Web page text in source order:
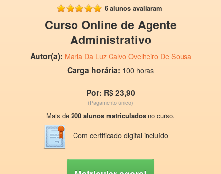
6 alunos avaliaram
Curso Online de Agente
Administrativo
Autor(a): Maria Da Luz Calvo Ovelheiro De Sousa
Carga horária: 100 horas
Por: R$ 23,90
(Pagamento único)
Mais de 200 alunos matriculados no curso.
Com certificado digital incluído